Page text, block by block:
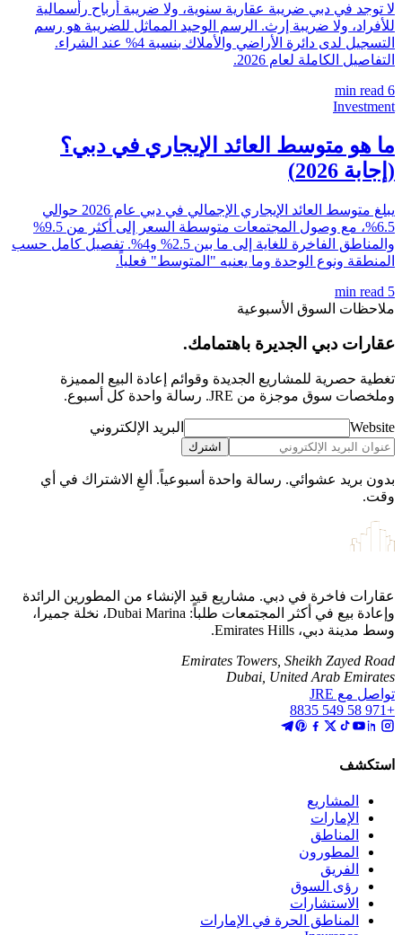
لا توجد في دبي ضريبة عقارية سنوية، ولا ضريبة أرباح رأسمالية
للأفراد، ولا ضريبة إرث. الرسم الوحيد المماثل للضريبة هو رسم
التسجيل لدى دائرة الأراضي والأملاك بنسبة 4% عند الشراء.
التفاصيل الكاملة لعام 2026.
6
Investment
ما هو متوسط العائد الإيجاري في دبي؟
(إجابة 2026)
يبلغ متوسط العائد الإيجاري الإجمالي في دبي عام 2026 حوالي
6.5%، مع وصول المجتمعات متوسطة السعر إلى أكثر من 9.5%
والمناطق الفاخرة للغاية إلى ما بين 2.5% و4%. تفصيل كامل حسب
المنطقة ونوع الوحدة وما يعنيه "المتوسط" فعلياً.
5
ملاحظات السوق الأسبوعية
عقارات دبي الجديرة باهتمامك.
تغطية حصرية للمشاريع الجديدة وقوائم إعادة البيع المميزة
وملخصات سوق موجزة من JRE. رسالة واحدة كل أسبوع.
Website البريد الإلكتروني
اشترك
بدون بريد عشوائي. رسالة واحدة أسبوعياً. ألغِ الاشتراك في أي
وقت.
عقارات فاخرة في دبي. مشاريع قيد الإنشاء من المطورين الرائدة
وإعادة بيع في أكثر المجتمعات طلباً: Dubai Marina، نخلة جميرا،
وسط مدينة دبي، Emirates Hills.
Emirates Towers, Sheikh Zayed Road
Dubai, United Arab Emirates
تواصل مع JRE
+971 58 549 8835
استكشف
المشاريع
الإمارات
المناطق
المطورون
الفريق
رؤى السوق
الاستشارات
المناطق الحرة في الإمارات